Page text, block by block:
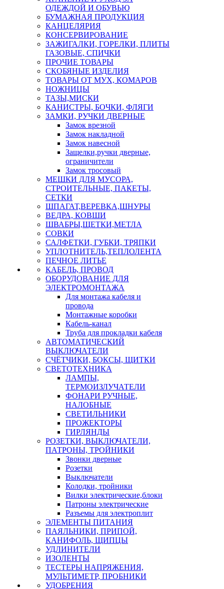
ОДЕЖДОЙ И ОБУВЬЮ
БУМАЖНАЯ ПРОДУКЦИЯ
КАНЦЕЛЯРИЯ
КОНСЕРВИРОВАНИЕ
ЗАЖИГАЛКИ, ГОРЕЛКИ, ПЛИТЫ
ГАЗОВЫЕ, СПИЧКИ
ПРОЧИЕ ТОВАРЫ
СКОБЯНЫЕ ИЗДЕЛИЯ
ТОВАРЫ ОТ МУХ, КОМАРОВ
НОЖНИЦЫ
ТАЗЫ,МИСКИ
КАНИСТРЫ, БОЧКИ, ФЛЯГИ
ЗАМКИ, РУЧКИ ДВЕРНЫЕ
Замок врезной
Замок накладной
Замок навесной
Защелки,ручки дверные,
ограничители
Замок тросовый
МЕШКИ ДЛЯ МУСОРА,
СТРОИТЕЛЬНЫЕ, ПАКЕТЫ,
СЕТКИ
ШПАГАТ,ВЕРЕВКА,ШНУРЫ
ВЕДРА, КОВШИ
ШВАБРЫ,ЩЕТКИ,МЕТЛА
СОВКИ
САЛФЕТКИ, ГУБКИ, ТРЯПКИ
УПЛОТНИТЕЛЬ,ТЕПЛОЛЕНТА
ПЕЧНОЕ ЛИТЬЕ
КАБЕЛЬ, ПРОВОД
ОБОРУДОВАНИЕ ДЛЯ
ЭЛЕКТРОМОНТАЖА
Для монтажа кабеля и
провода
Монтажные коробки
Кабель-канал
Труба для прокладки кабеля
АВТОМАТИЧЕСКИЙ
ВЫКЛЮЧАТЕЛИ
СЧЁТЧИКИ, БОКСЫ, ЩИТКИ
СВЕТОТЕХНИКА
ЛАМПЫ,
ТЕРМОИЗЛУЧАТЕЛИ
ФОНАРИ РУЧНЫЕ,
НАЛОБНЫЕ
СВЕТИЛЬНИКИ
ПРОЖЕКТОРЫ
ГИРЛЯНДЫ
РОЗЕТКИ, ВЫКЛЮЧАТЕЛИ,
ПАТРОНЫ, ТРОЙНИКИ
Звонки дверные
Розетки
Выключатели
Колодки, тройники
Вилки электрические,блоки
Патроны электрические
Разъемы для электроплит
ЭЛЕМЕНТЫ ПИТАНИЯ
ПАЯЛЬНИКИ, ПРИПОЙ,
КАНИФОЛЬ, ЩИПЦЫ
УДЛИНИТЕЛИ
ИЗОЛЕНТЫ
ТЕСТЕРЫ НАПРЯЖЕНИЯ,
МУЛЬТИМЕТР, ПРОБНИКИ
УДОБРЕНИЯ